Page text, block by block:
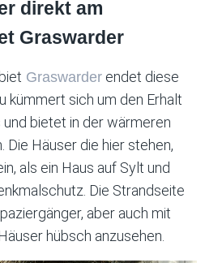
direkt am
Graswarder
Graswarder endet diese
kümmert sich um den Erhalt
bietet in der wärmeren
Die Häuser die hier stehen,
als ein Haus auf Sylt und
Die Strandseite
aber auch mit
hübsch anzusehen.